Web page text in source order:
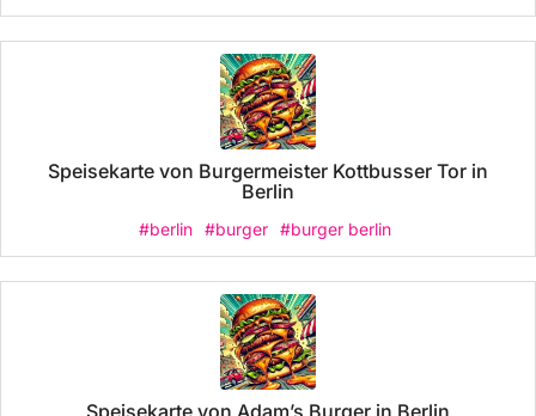
Speisekarte von Burgermeister Kottbusser Tor in
Berlin
#berlin #burger #burger berlin
Speisekarte von Adam’s Burger in Berlin